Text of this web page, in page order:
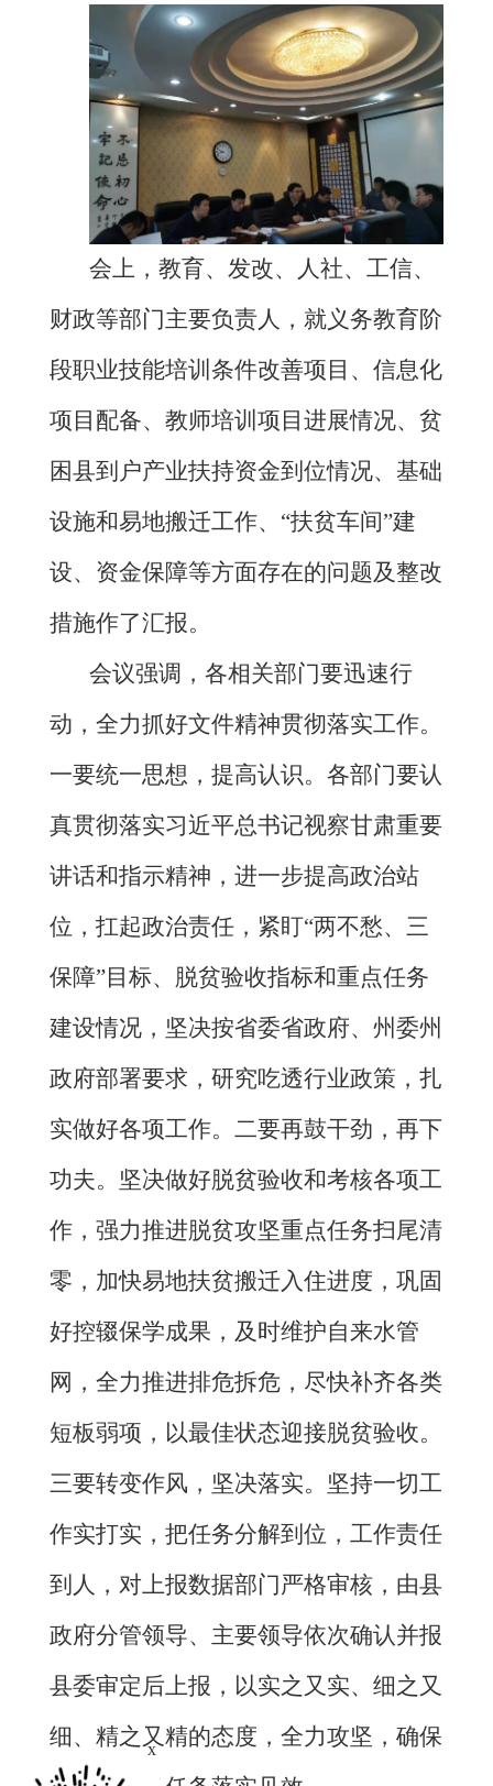
会上，教育、发改、人社、工信、
财政等部门主要负责人，就义务教育阶
段职业技能培训条件改善项目、信息化
项目配备、教师培训项目进展情况、贫
困县到户产业扶持资金到位情况、基础
设施和易地搬迁工作、 “扶贫车间”建
设、资金保障等方面存在的问题及整改
措施作了汇报。
会议强调，各相关部门要迅速行
动，全力抓好文件精神贯彻落实工作。
一要统一思想，提高认识。各部门要认
真贯彻落实习近平总书记视察甘肃重要
讲话和指示精神，进一步提高政治站
位，扛起政治责任，紧盯“两不愁、三
保障”目标、脱贫验收指标和重点任务
建设情况，坚决按省委省政府、州委州
政府部署要求，研究吃透行业政策，扎
实做好各项工作。二要再鼓干劲，再下
功夫。坚决做好脱贫验收和考核各项工
作，强力推进脱贫攻坚重点任务扫尾清
零，加快易地扶贫搬迁入住进度，巩固
好控辍保学成果，及时维护自来水管
网，全力推进排危拆危，尽快补齐各类
短板弱项，以最佳状态迎接脱贫验收。
三要转变作风，坚决落实。坚持一切工
作实打实，把任务分解到位，工作责任
到人，对上报数据部门严格审核，由县
政府分管领导、主要领导依次确认并报
县委审定后上报，以实之又实、细之又
细、精之又精的态度，全力攻坚，确保
x